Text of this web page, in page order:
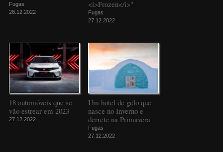
Fugas
28.12.2022
<i>Frozen</i>"
Fugas
27.12.2022
18 automóveis que se
vão estrear em 2023
27.12.2022
Um hotel de gelo que
nasce no Inverno e
derrete na Primavera
Fugas
27.12.2022